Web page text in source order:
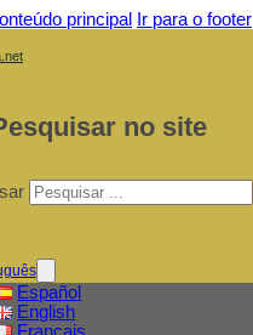
principal Ir para o footer
no site
Español
English